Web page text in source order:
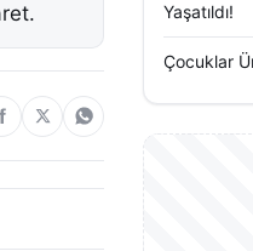
Yaşatıldı!
Çocuklar